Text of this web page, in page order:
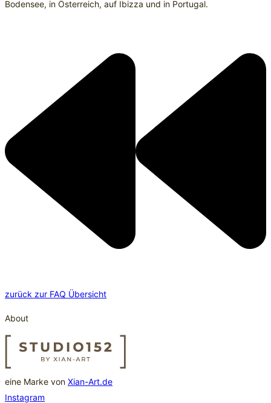
Bodensee, in Österreich, auf Ibizza und in Portugal.
zurück zur FAQ Übersicht
About
eine Marke von Xian-Art.de
Instagram